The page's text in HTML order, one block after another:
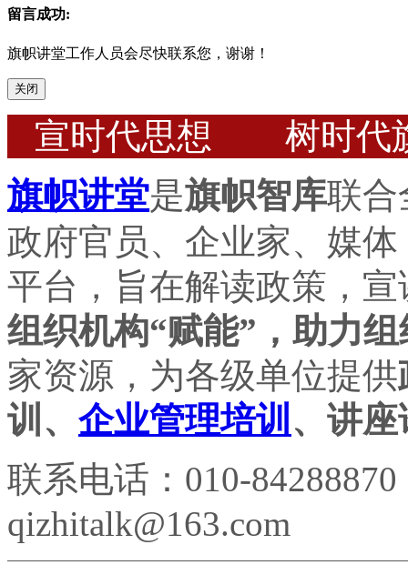
留言成功:
旗帜讲堂工作人员会尽快联系您，谢谢！
关闭
宣时代思想 树时代
旗帜讲堂是旗帜智库联合
政府官员、企业家、媒
平台，旨在解读政策，
组织机构“赋能”，助力
家资源，为各级单位提供
训、 企业管理培训 、讲
联系电话：010-
qizhitalk@163.com